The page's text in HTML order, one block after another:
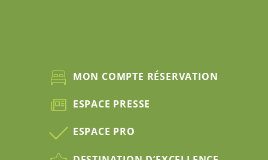
MON COMPTE RÉSERVATION
ESPACE PRESSE
ESPACE PRO